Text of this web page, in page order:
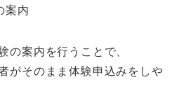
案内
の案内を行うことで、
がそのまま体験申込みをしや